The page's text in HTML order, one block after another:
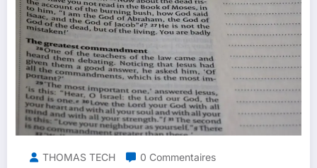
THOMAS TECH 0 Commentaires